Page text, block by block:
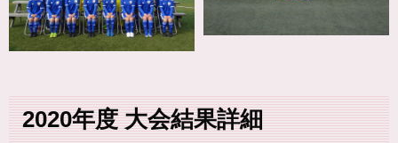
2020年度 大会結果詳細